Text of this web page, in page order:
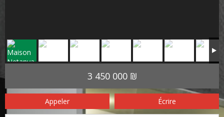
3 450 000 ₪
Appeler Écrire